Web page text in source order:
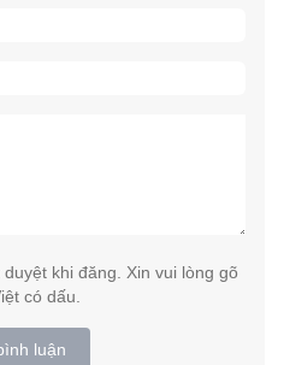
khi đăng. Xin vui lòng gõ
có dấu.
luận